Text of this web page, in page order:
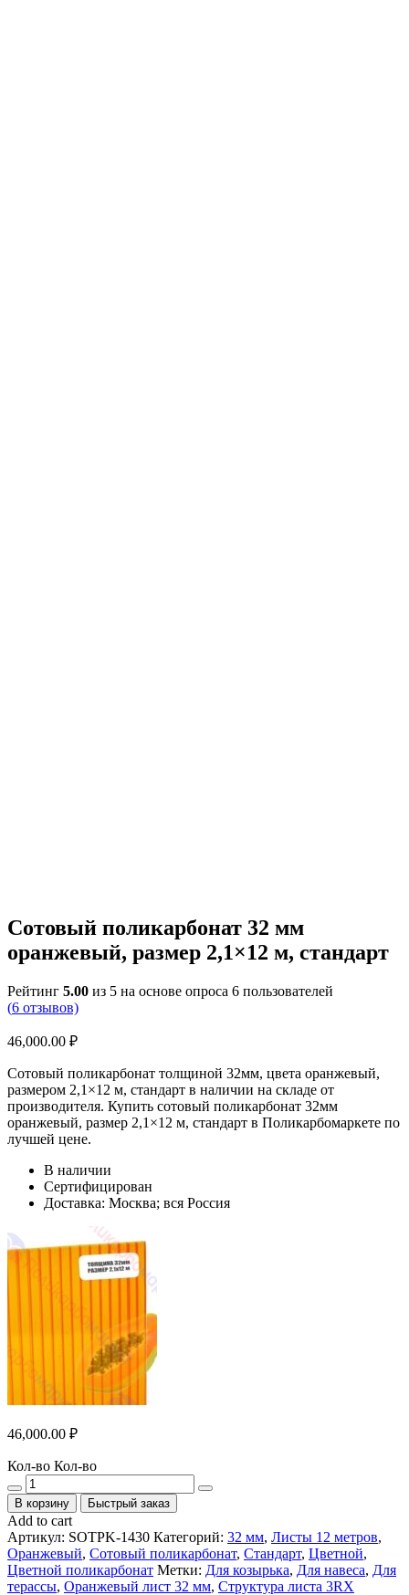
Сотовый поликарбонат 32 мм
оранжевый, размер 2,1×12 м, стандарт
Рейтинг 5.00 из 5 на основе опроса 6 пользователей
(6 отзывов)
46,000.00 ₽
Сотовый поликарбонат толщиной 32мм, цвета оранжевый,
размером 2,1×12 м, стандарт в наличии на складе от
производителя. Купить сотовый поликарбонат 32мм
оранжевый, размер 2,1×12 м, стандарт в Поликарбомаркете по
лучшей цене.
В наличии
Сертифицирован
Доставка: Москва; вся Россия
46,000.00 ₽
Кол-во Кол-во
В корзину Быстрый заказ
Add to cart
Артикул: SOTPK-1430 Категорий: 32 мм, Листы 12 метров,
Оранжевый, Сотовый поликарбонат, Стандарт, Цветной,
Цветной поликарбонат Метки: Для козырька, Для навеса, Для
терассы, Оранжевый лист 32 мм, Структура листа 3RX